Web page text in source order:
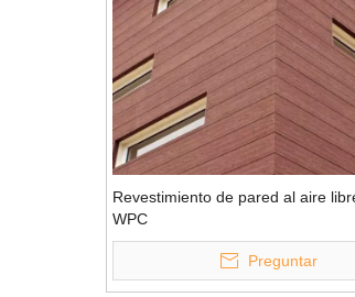
Revestimiento de pared al aire
WPC
Preguntar